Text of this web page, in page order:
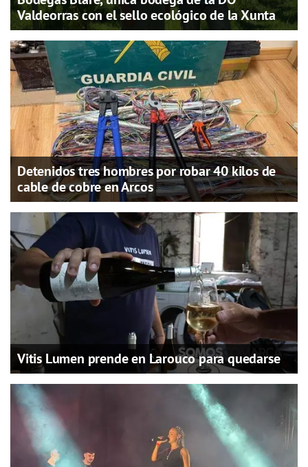
Valdeorras con el sello ecológico de la Xunta
Detenidos tres hombres por robar 40 kilos de
cable de cobre en Arcos
Vitis Lumen prende en Larouco para quedarse